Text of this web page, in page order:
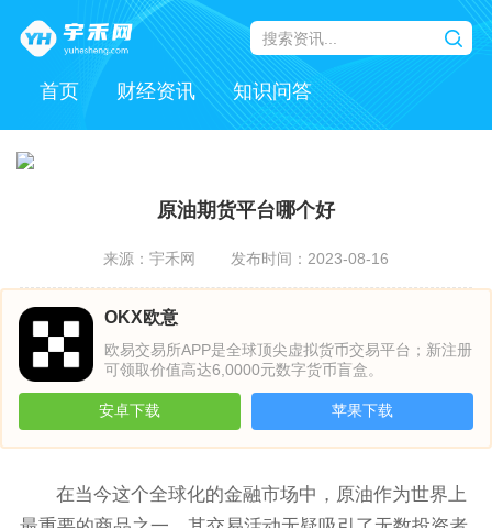
首页 财经资讯 知识问答
原油期货平台哪个好
来源：宇禾网 发布时间：2023-08-16
OKX欧意
欧易交易所APP是全球顶尖虚拟货币交易平台；新注册
可领取价值高达6,0000元数字货币盲盒。
安卓下载 苹果下载
在当今这个全球化的金融市场中，原油作为世界上